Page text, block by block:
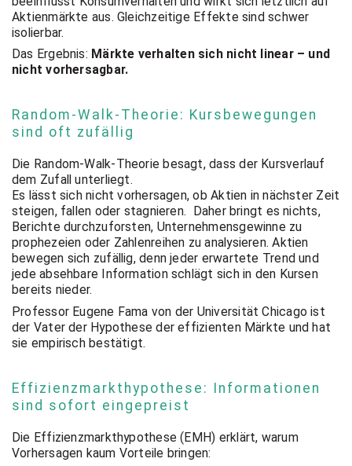
Aktienmärkte aus. Gleichzeitige Effekte sind schwer
isolierbar.
Das Ergebnis: Märkte verhalten sich nicht linear – und
nicht vorhersagbar.
Random-Walk-Theorie: Kursbewegungen
sind oft zufällig
Die Random-Walk-Theorie besagt, dass der Kursverlauf
dem Zufall unterliegt.
Es lässt sich nicht vorhersagen, ob Aktien in nächster Zeit
steigen, fallen oder stagnieren. Daher bringt es nichts,
Berichte durchzuforsten, Unternehmensgewinne zu
prophezeien oder Zahlenreihen zu analysieren. Aktien
bewegen sich zufällig, denn jeder erwartete Trend und
jede absehbare Information schlägt sich in den Kursen
bereits nieder.
Professor Eugene Fama von der Universität Chicago ist
der Vater der Hypothese der effizienten Märkte und hat
sie empirisch bestätigt.
Effizienzmarkthypothese: Informationen
sind sofort eingepreist
Die Effizienzmarkthypothese (EMH) erklärt, warum
Vorhersagen kaum Vorteile bringen: